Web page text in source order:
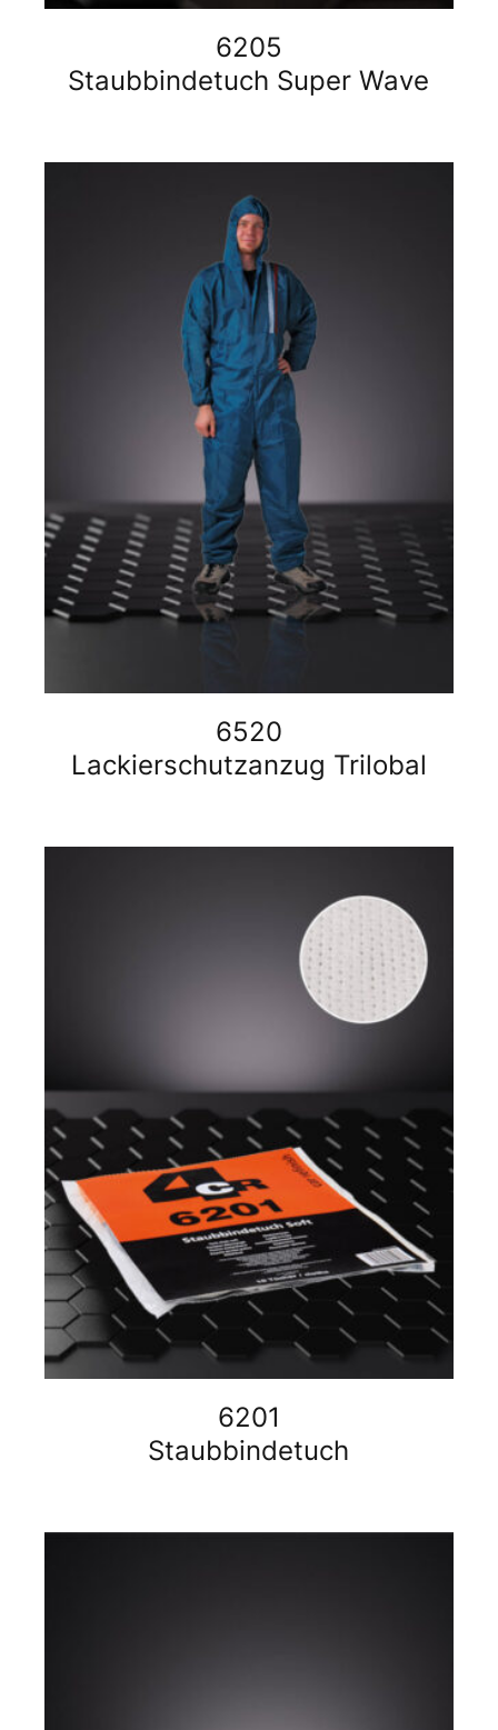
6205
Staubbindetuch Super Wave
6520
Lackierschutzanzug Trilobal
6201
Staubbindetuch